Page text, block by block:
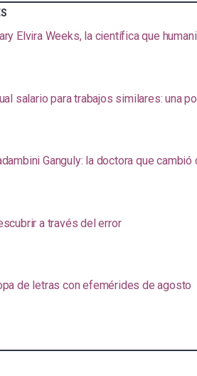
Elvira Weeks, la científica que
salario para trabajos similares: una
Ganguly: la doctora que
a través del error
de letras con efemérides de agosto